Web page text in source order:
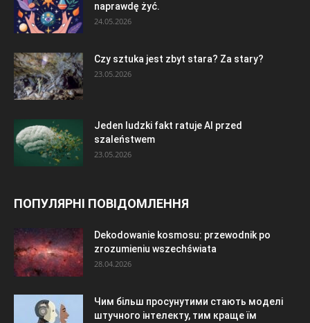
naprawdę żyć.
24.05.2026
Czy sztuka jest zbyt stara? Za stary?
23.05.2026
Jeden ludzki fakt ratuje AI przed
szaleństwem
23.05.2026
ПОПУЛЯРНІ ПОВІДОМЛЕННЯ
Dekodowanie kosmosu: przewodnik po
zrozumieniu wszechświata
28.04.2026
Чим більш просунутими стають моделі
штучного інтелекту, тим краще їм